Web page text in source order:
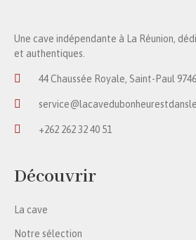
Une cave indépendante à La Réunion,
et authentiques.
44 Chaussée Royale, Saint-Paul
+262 262 32 40 51
Découvrir
La cave
Notre sélection